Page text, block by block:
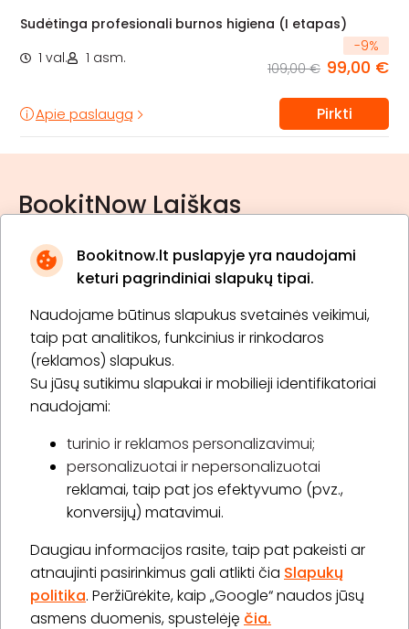
Bookitnow.lt puslapyje yra naudojami
keturi pagrindiniai slapukų tipai.
Naudojame būtinus slapukus svetainės veikimui,
taip pat analitikos, funkcinius ir rinkodaros
(reklamos) slapukus.
Su jūsų sutikimu slapukai ir mobilieji identifikatoriai
naudojami:
turinio ir reklamos personalizavimui;
personalizuotai ir nepersonalizuotai
reklamai, taip pat jos efektyvumo (pvz.,
konversijų) matavimui.
Daugiau informacijos rasite, taip pat pakeisti ar
atnaujinti pasirinkimus gali atlikti čia Slapukų
politika. Peržiūrėkite, kaip „Google“ naudos jūsų
asmens duomenis, spustelėję čia.
Sudėtinga profesionali burnos higiena (I etapas)
1 val.
1 asm.
-9%
109,00 € 99,00 €
Apie paslaugą Pirkti
BookitNow Laiškas
* Susipažinau su privatumo politika
Prenumeruoti
Apie „BookitNow“
Informacija
„GERA DOVANA“ GRUPĖ